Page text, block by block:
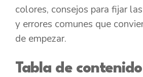
colores, consejos para fijar
y errores comunes que
de empezar.
Tabla de contenido